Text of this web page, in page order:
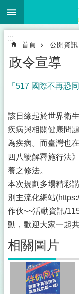
跳到主要內容區塊
搜
尋
階
搜
民
卡
區
認
識
關
廟
公
所
介
紹
:::
首頁 公開資訊
政令宣導
「517 國際不再恐同
該日緣起於世界衛
疾病與相關健康問
為疾病。而臺灣也
四八號解釋施行法
養之修法。
本次規劃多場精彩
別主流化網站
作伙~~活動資訊/
動，歡迎大家一起
相關圖片